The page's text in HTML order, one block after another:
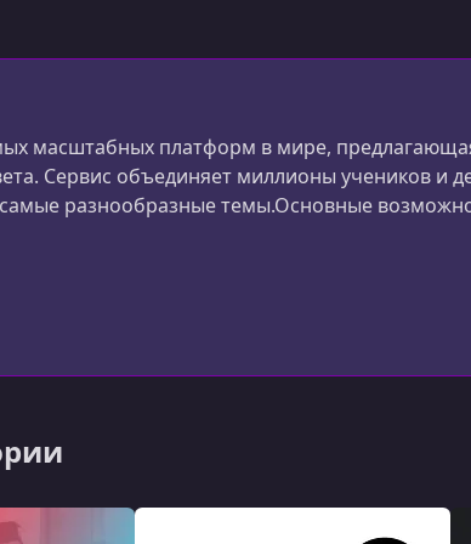
масштабных платформ в мире,
Сервис объединяет миллионы учеников и
разнообразные темы.Основные
до маркетинга, психологии и личной
специалистами из разных